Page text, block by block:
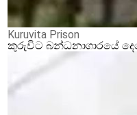
Kuruvita Prison
කුරුවිට බන්ධනාගාරයේ